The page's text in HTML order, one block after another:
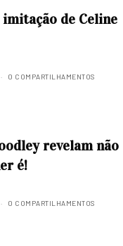
de Celine
0 COMPARTILHAMENTOS
revelam não
é!
0 COMPARTILHAMENTOS